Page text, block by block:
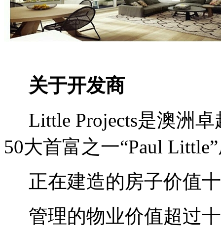
关于开发商
Little Projects是澳洲
50大首富之一“Paul
正在建造的房子价值
管理的物业价值超过